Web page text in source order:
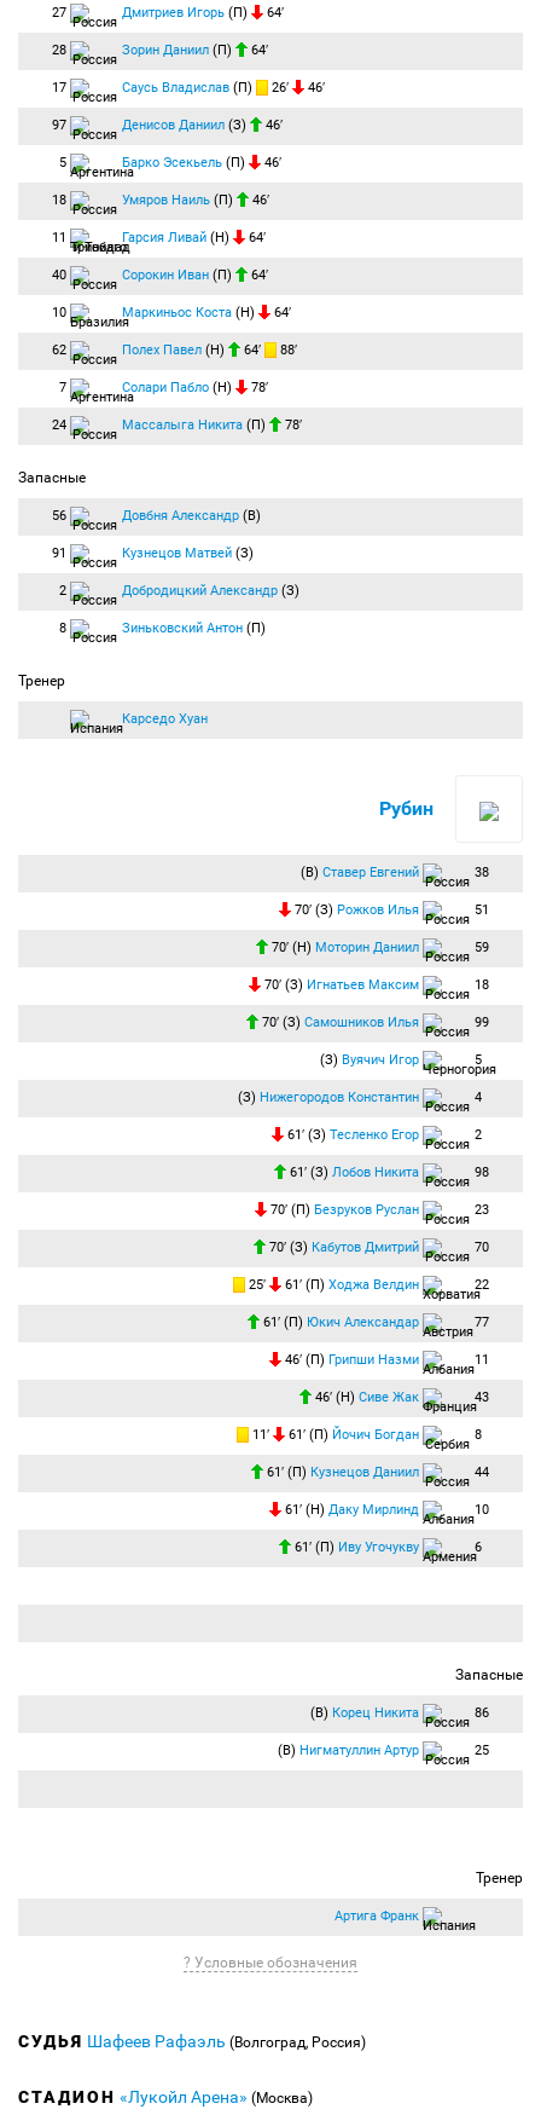
27 Дмитриев Игорь (П) 64′
28 Зорин Даниил (П) 64′
17 Саусь Владислав (П) 26′ 46′
97 Денисов Даниил (З) 46′
5 Барко Эсекьель (П) 46′
18 Умяров Наиль (П) 46′
11 Гарсия Ливай (Н) 64′
40 Сорокин Иван (П) 64′
10 Маркиньос Коста (Н) 64′
62 Полех Павел (Н) 64′ 88′
7 Солари Пабло (Н) 78′
24 Массалыга Никита (П) 78′
Запасные
56 Довбня Александр (В)
91 Кузнецов Матвей (З)
2 Добродицкий Александр (З)
8 Зиньковский Антон (П)
Тренер
Карседо Хуан
Рубин
(В) Ставер Евгений 38
70′ (З) Рожков Илья 51
70′ (Н) Моторин Даниил 59
70′ (З) Игнатьев Максим 18
70′ (З) Самошников Илья 99
(З) Вуячич Игор 5
(З) Нижегородов Константин 4
61′ (З) Тесленко Егор 2
61′ (З) Лобов Никита 98
70′ (П) Безруков Руслан 23
70′ (З) Кабутов Дмитрий 70
25′ 61′ (П) Ходжа Велдин 22
61′ (П) Юкич Александар 77
46′ (П) Грипши Назми 11
46′ (Н) Сиве Жак 43
11′ 61′ (П) Йочич Богдан 8
61′ (П) Кузнецов Даниил 44
61′ (Н) Даку Мирлинд 10
61′ (П) Иву Угочукву 6
Запасные
(В) Корец Никита 86
(В) Нигматуллин Артур 25
Тренер
Артига Франк
? Условные обозначения
СУДЬЯ Шафеев Рафаэль (Волгоград, Россия)
СТАДИОН «Лукойл Арена» (Москва)